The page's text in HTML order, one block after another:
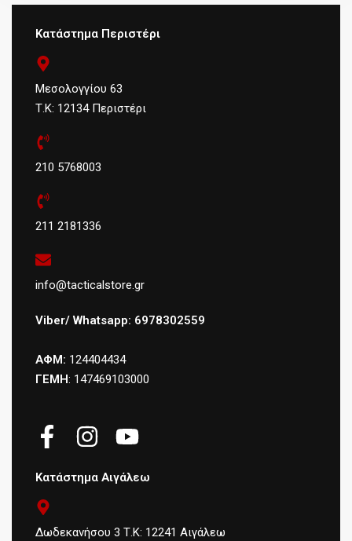
Κατάστημα Περιστέρι
Μεσολογγίου 63
Τ.Κ: 12134 Περιστέρι
210 5768003
211 2181336
info@tacticalstore.gr
Viber/ Whatsapp: 6978302559
ΑΦΜ: 124404434
ΓΕΜΗ: 147469103000
Κατάστημα Αιγάλεω
Δωδεκανήσου 3 Τ.Κ: 12241 Αιγάλεω